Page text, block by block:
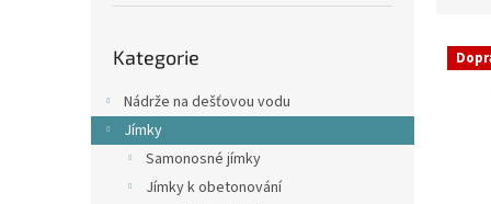
kategorie
Kategorie
Nádrže na dešťovou vodu
Jímky
Samonosné jímky
Jímky k obetonování
nV